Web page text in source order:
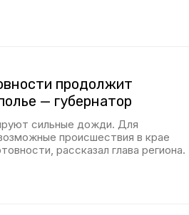
продолжит
— губернатор
сильные дожди. Для
происшествия в крае
рассказал глава региона.